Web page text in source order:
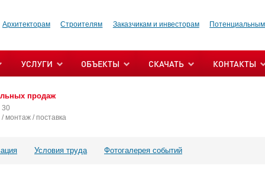
Архитекторам Строителям Заказчикам и инвесторам
УСЛУГИ ОБЪЕКТЫ СКАЧАТЬ КОНТАКТЫ
продаж
30
монтаж / поставка
Условия труда Фотогалерея событий